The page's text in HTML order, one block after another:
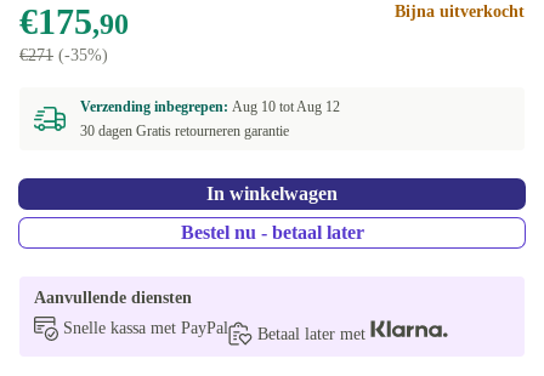
€175,90
€271 (-35%)
Bijna uitverkocht
Verzending inbegrepen: Aug 10 totAug 12
30 dagen Gratis retourneren garantie
In winkelwagen
Bestel nu - betaal later
Aanvullende diensten
Snelle kassa met PayPal
Betaal later met